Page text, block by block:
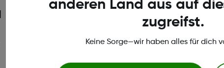
Close-Up mit
PLAN D Podcast
anderen Land aus auf
zugreifst.
Keine Sorge—wir haben alles für dich